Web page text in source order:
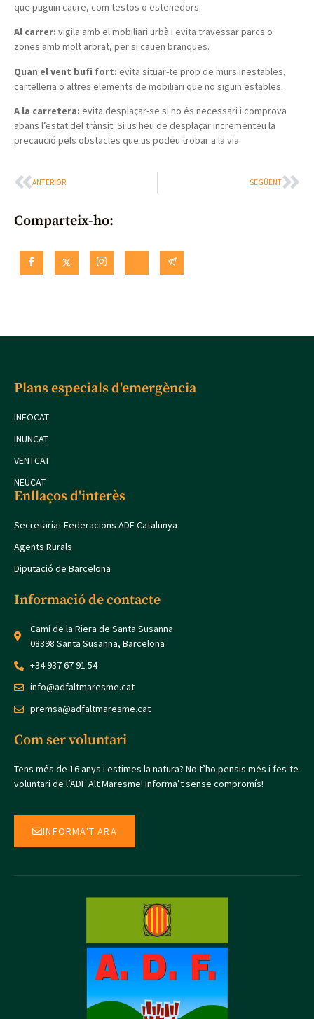
que puguin caure, com testos o estenedors.
Al carrer: vigila amb el mobiliari urbà i evita travessar parcs o
zones amb molt arbrat, per si cauen branques.
Quan el vent bufi fort: evita situar-te prop de murs inestables,
cartelleria o altres elements de mobiliari que no siguin estables.
A la carretera: evita desplaçar-se si no és necessari i comprova
abans l’estat del trànsit. Si us heu de desplaçar incrementeu la
precaució pels obstacles que us podeu trobar a la via.
ANTERIOR SEGÜENT
Comparteix-ho:
Plans especials d'emergència
INFOCAT
INUNCAT
VENTCAT
NEUCAT
Enllaços d'interès
Secretariat Federacions ADF Catalunya
Agents Rurals
Diputació de Barcelona
Informació de contacte
Camí de la Riera de Santa Susanna
08398 Santa Susanna, Barcelona
+34 937 67 91 54
info@adfaltmaresme.cat
premsa@adfaltmaresme.cat
Com ser voluntari
Tens més de 16 anys i estimes la natura? No t’ho pensis més i fes-te
voluntari de l’ADF Alt Maresme! Informa’t sense compromís!
INFORMA'T ARA